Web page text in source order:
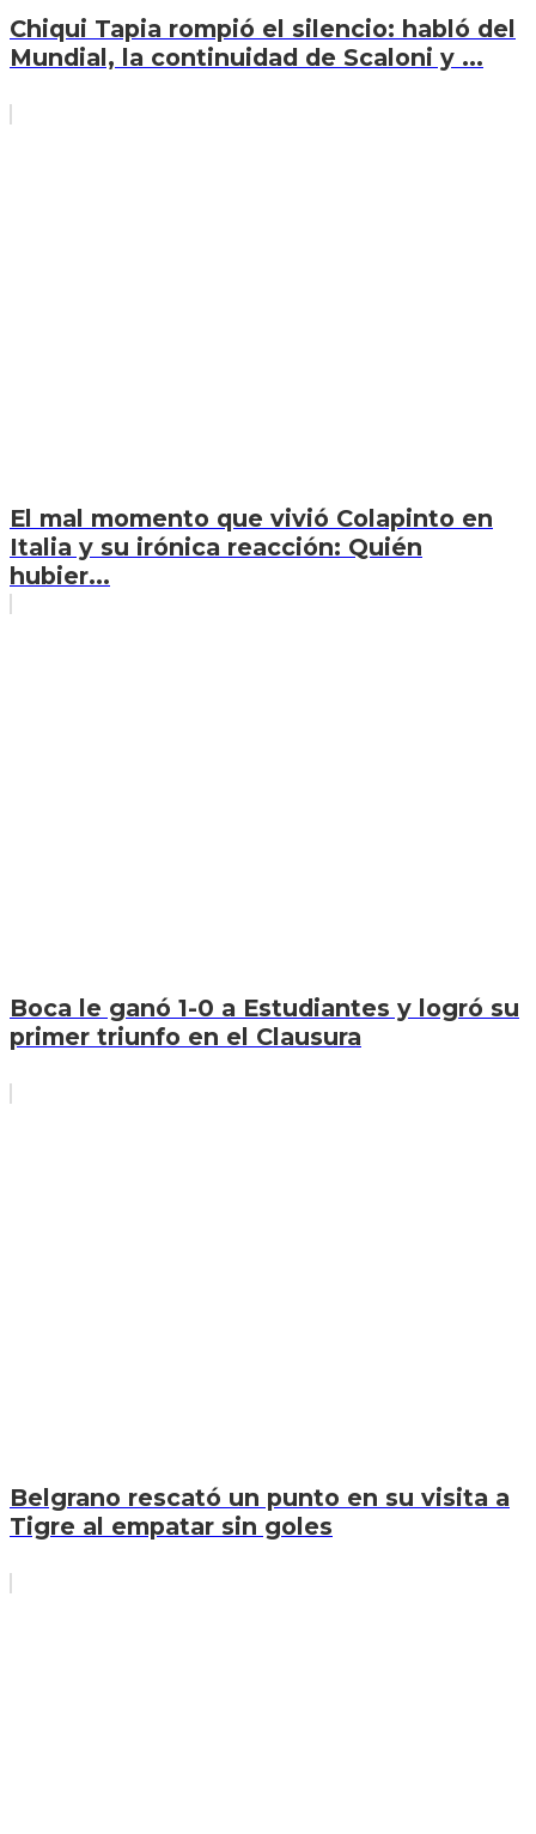
Chiqui Tapia rompió el silencio: habló del
Mundial, la continuidad de Scaloni y ...
El mal momento que vivió Colapinto en
Italia y su irónica reacción: Quién
hubier...
Boca le ganó 1-0 a Estudiantes y logró su
primer triunfo en el Clausura
Belgrano rescató un punto en su visita a
Tigre al empatar sin goles